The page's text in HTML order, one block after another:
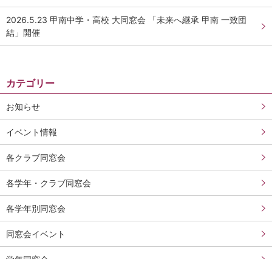
2026.5.23 甲南中学・高校 大同窓会 「未来へ継承 甲南 一致団
結」開催
カテゴリー
お知らせ
イベント情報
各クラブ同窓会
各学年・クラブ同窓会
各学年別同窓会
同窓会イベント